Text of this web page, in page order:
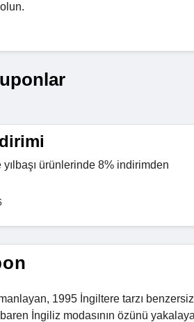
ürünlerinde 8% indirimden
1995 İngiltere tarzı
İngiliz modasının özünü